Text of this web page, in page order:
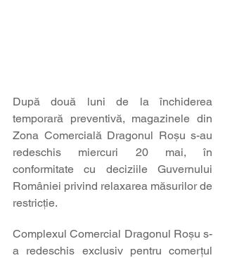
După două luni de la închiderea
temporară preventivă, magazinele din
Zona Comercială Dragonul Roșu s-au
redeschis miercuri 20 mai, în
conformitate cu deciziile Guvernului
României privind relaxarea măsurilor de
restricție.
Complexul Comercial Dragonul Roșu s-
a redeschis exclusiv pentru comerțul